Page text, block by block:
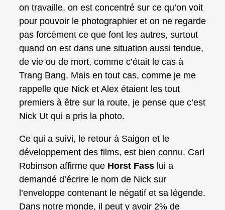
on travaille, on est concentré sur ce qu’on voit
pour pouvoir le photographier et on ne regarde
pas forcément ce que font les autres, surtout
quand on est dans une situation aussi tendue,
de vie ou de mort, comme c’était le cas à
Trang Bang. Mais en tout cas, comme je me
rappelle que Nick et Alex étaient les tout
premiers à être sur la route, je pense que c’est
Nick Ut qui a pris la photo.
Ce qui a suivi, le retour à Saigon et le
développement des films, est bien connu. Carl
Robinson affirme que Horst Fass lui a
demandé d’écrire le nom de Nick sur
l’enveloppe contenant le négatif et sa légende.
Dans notre monde, il peut y avoir 2% de